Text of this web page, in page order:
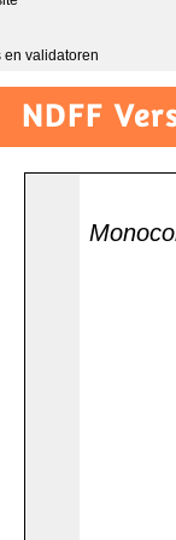
en validatoren
NDFF